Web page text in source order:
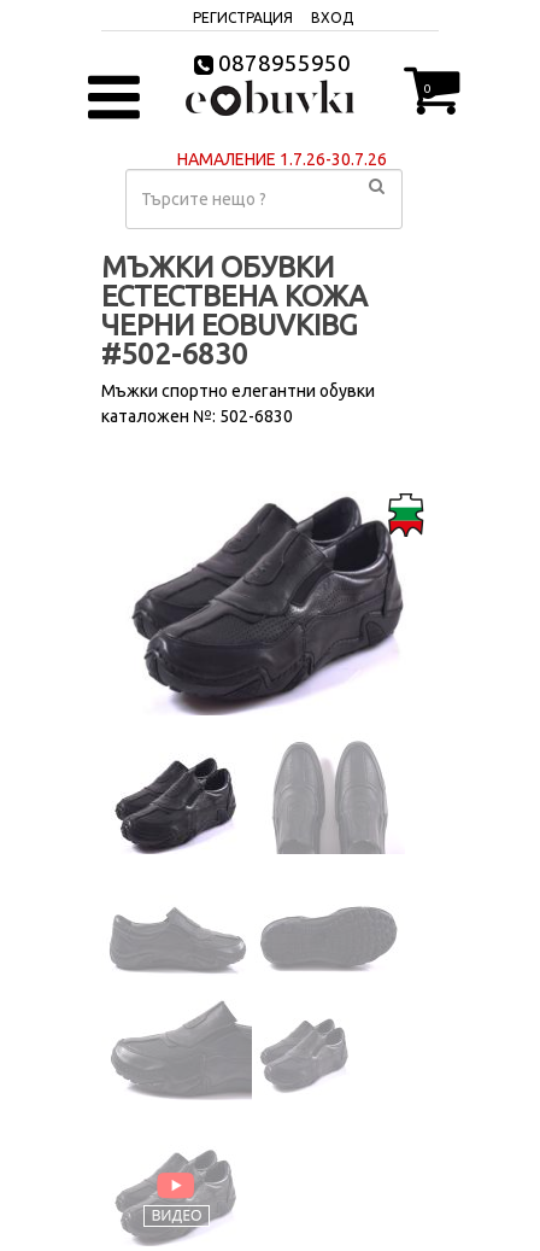
РЕГИСТРАЦИЯ ВХОД
0878955950
0
НАМАЛЕНИЕ 1.7.26-30.7.26
МЪЖКИ ОБУВКИ
ЕСТЕСТВЕНА КОЖА
ЧЕРНИ EOBUVKIBG
#502-6830
Мъжки спортно елегантни обувки
каталожен №: 502-6830